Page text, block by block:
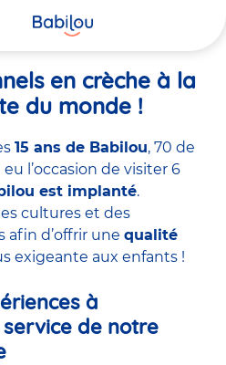
en crèche à la
du monde !
15 ans de Babilou, 70 de
l’occasion de visiter 6
est implanté.
cultures et des
afin d’offrir une qualité
exigeante aux enfants !
à
de notre